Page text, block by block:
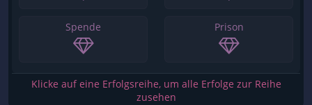
Spende Prison
Klicke auf eine Erfolgsreihe, um alle Erfolge zur Reihe
zusehen